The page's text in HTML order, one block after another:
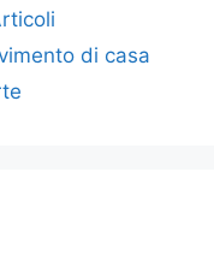
di casa